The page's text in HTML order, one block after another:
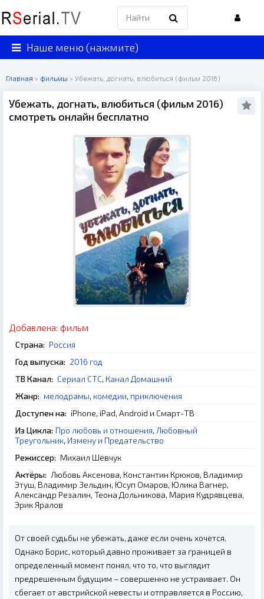
Наше меню (нажмите)
Главная » фильмы » Убежать, догнать, влюбиться (фильм 2016)
Убежать, догнать, влюбиться (фильм 2016)
смотреть онлайн бесплатно
Добавлена: фильм
Страна: Россия
Год выпуска: 2016 год
ТВ Канал: Сериал СТС, Канал Домашний
Жанр: мелодрамы, комедии, приключения
Доступен на: iPhone, iPad, Android и Смарт-ТВ
Из Цикла: Про любовь и отношения, Любовный
Треугольник, Измену и Предательство
Режиссер: Михаил Шевчук
Актёры: Любовь Аксенова, Константин Крюков, Владимир
Этуш, Владимир Зельдин, Юсуп Омаров, Юлика Вагнер,
Александр Резалин, Теона Дольникова, Мария Кудрявцева,
Эрик Яралов
От своей судьбы не убежать, даже если очень хочется.
Однако Борис, который давно проживает за границей в
определенный момент понял, что то, что выглядит
предрешенным будущим – совершенно не устраивает. Он
сбегает от австрийской невесты и отправляется в Россию,